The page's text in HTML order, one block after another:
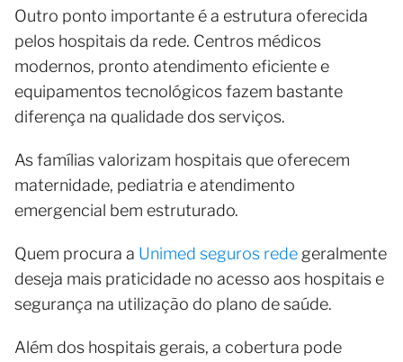
Outro ponto importante é a estrutura oferecida
pelos hospitais da rede. Centros médicos
modernos, pronto atendimento eficiente e
equipamentos tecnológicos fazem bastante
diferença na qualidade dos serviços.
As famílias valorizam hospitais que oferecem
maternidade, pediatria e atendimento
emergencial bem estruturado.
Quem procura a Unimed seguros redegeralmente
deseja mais praticidade no acesso aos hospitais e
segurança na utilização do plano de saúde.
Além dos hospitais gerais, a cobertura pode